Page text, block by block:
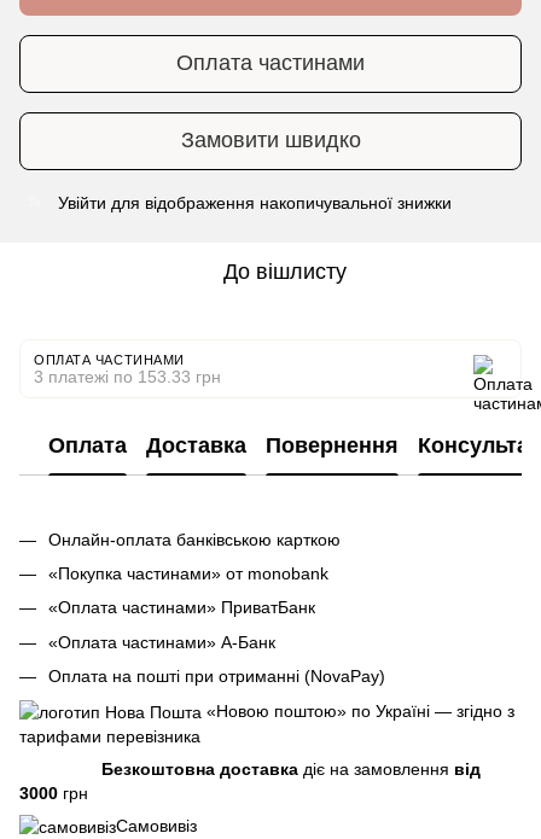
Оплата частинами
Замовити швидко
Увійти для відображення накопичувальної знижки
До вішлисту
ОПЛАТА ЧАСТИНАМИ
3 платежі по 153.33 грн
Оплата Доставка Повернення
Онлайн-оплата банківською карткою
«Покупка частинами» от monobank
«Оплата частинами» ПриватБанк
«Оплата частинами» А-Банк
Оплата на пошті при отриманні (NovaPay)
«Новою поштою» по Україні — згідно з
тарифами перевізника
Безкоштовна доставка діє на замовлення від
3000 грн
Самовивіз